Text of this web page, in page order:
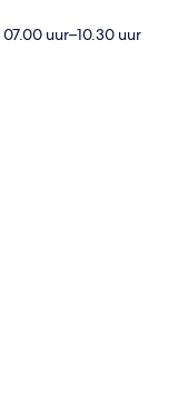
uur–10.30 uur